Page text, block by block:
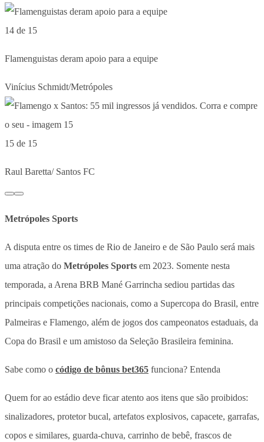
14 de 15
Flamenguistas deram apoio para a equipe
Vinícius Schmidt/Metrópoles
15 de 15
Raul Baretta/ Santos FC
Metrópoles Sports
A disputa entre os times de Rio de Janeiro e de São Paulo será mais
uma atração do Metrópoles Sports em 2023. Somente nesta
temporada, a Arena BRB Mané Garrincha sediou partidas das
principais competições nacionais, como a Supercopa do Brasil, entre
Palmeiras e Flamengo, além de jogos dos campeonatos estaduais, da
Copa do Brasil e um amistoso da Seleção Brasileira feminina.
Sabe como o código de bônus bet365 funciona? Entenda
Quem for ao estádio deve ficar atento aos itens que são proibidos:
sinalizadores, protetor bucal, artefatos explosivos, capacete, garrafas,
copos e similares, guarda-chuva, carrinho de bebê, frascos de